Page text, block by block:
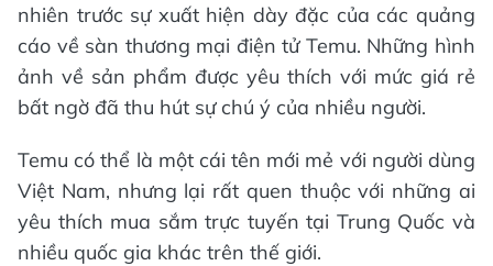
nhiên trước sự xuất hiện dày đặc của các quảng
cáo về sàn thương mại điện tử Temu. Những hình
ảnh về sản phẩm được yêu thích với mức giá rẻ
bất ngờ đã thu hút sự chú ý của nhiều người.
Temu có thể là một cái tên mới mẻ với người dùng
Việt Nam, nhưng lại rất quen thuộc với những ai
yêu thích mua sắm trực tuyến tại Trung Quốc và
nhiều quốc gia khác trên thế giới.